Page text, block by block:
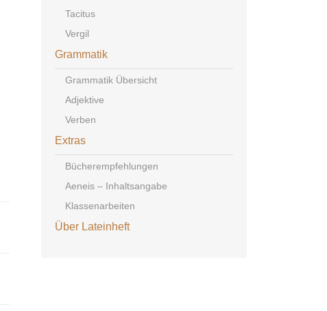
Tacitus
Vergil
Grammatik
Grammatik Übersicht
Adjektive
Verben
Extras
Bücherempfehlungen
Aeneis – Inhaltsangabe
Klassenarbeiten
Über Lateinheft